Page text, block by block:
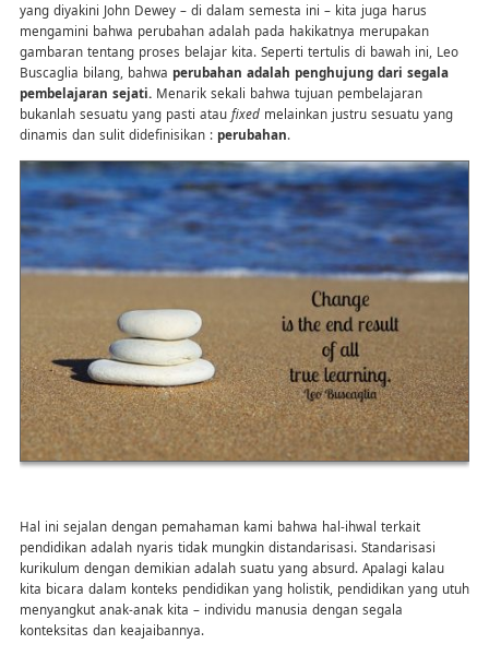
yang diyakini John Dewey – di dalam semesta ini – kita juga harus
mengamini bahwa perubahan adalah pada hakikatnya merupakan
gambaran tentang proses belajar kita. Seperti tertulis di bawah ini, Leo
Buscaglia bilang, bahwa perubahan adalah penghujung dari segala
pembelajaran sejati.Menarik sekali bahwa tujuan pembelajaran
bukanlah sesuatu yang pasti atau fixed melainkan justru sesuatu yang
dinamis dan sulit didefinisikan : perubahan.
Hal ini sejalan dengan pemahaman kami bahwa hal-ihwal terkait
pendidikan adalah nyaris tidak mungkin distandarisasi. Standarisasi
kurikulum dengan demikian adalah suatu yang absurd. Apalagi kalau
kita bicara dalam konteks pendidikan yang holistik, pendidikan yang utuh
menyangkut anak-anak kita – individu manusia dengan segala
konteksitas dan keajaibannya.